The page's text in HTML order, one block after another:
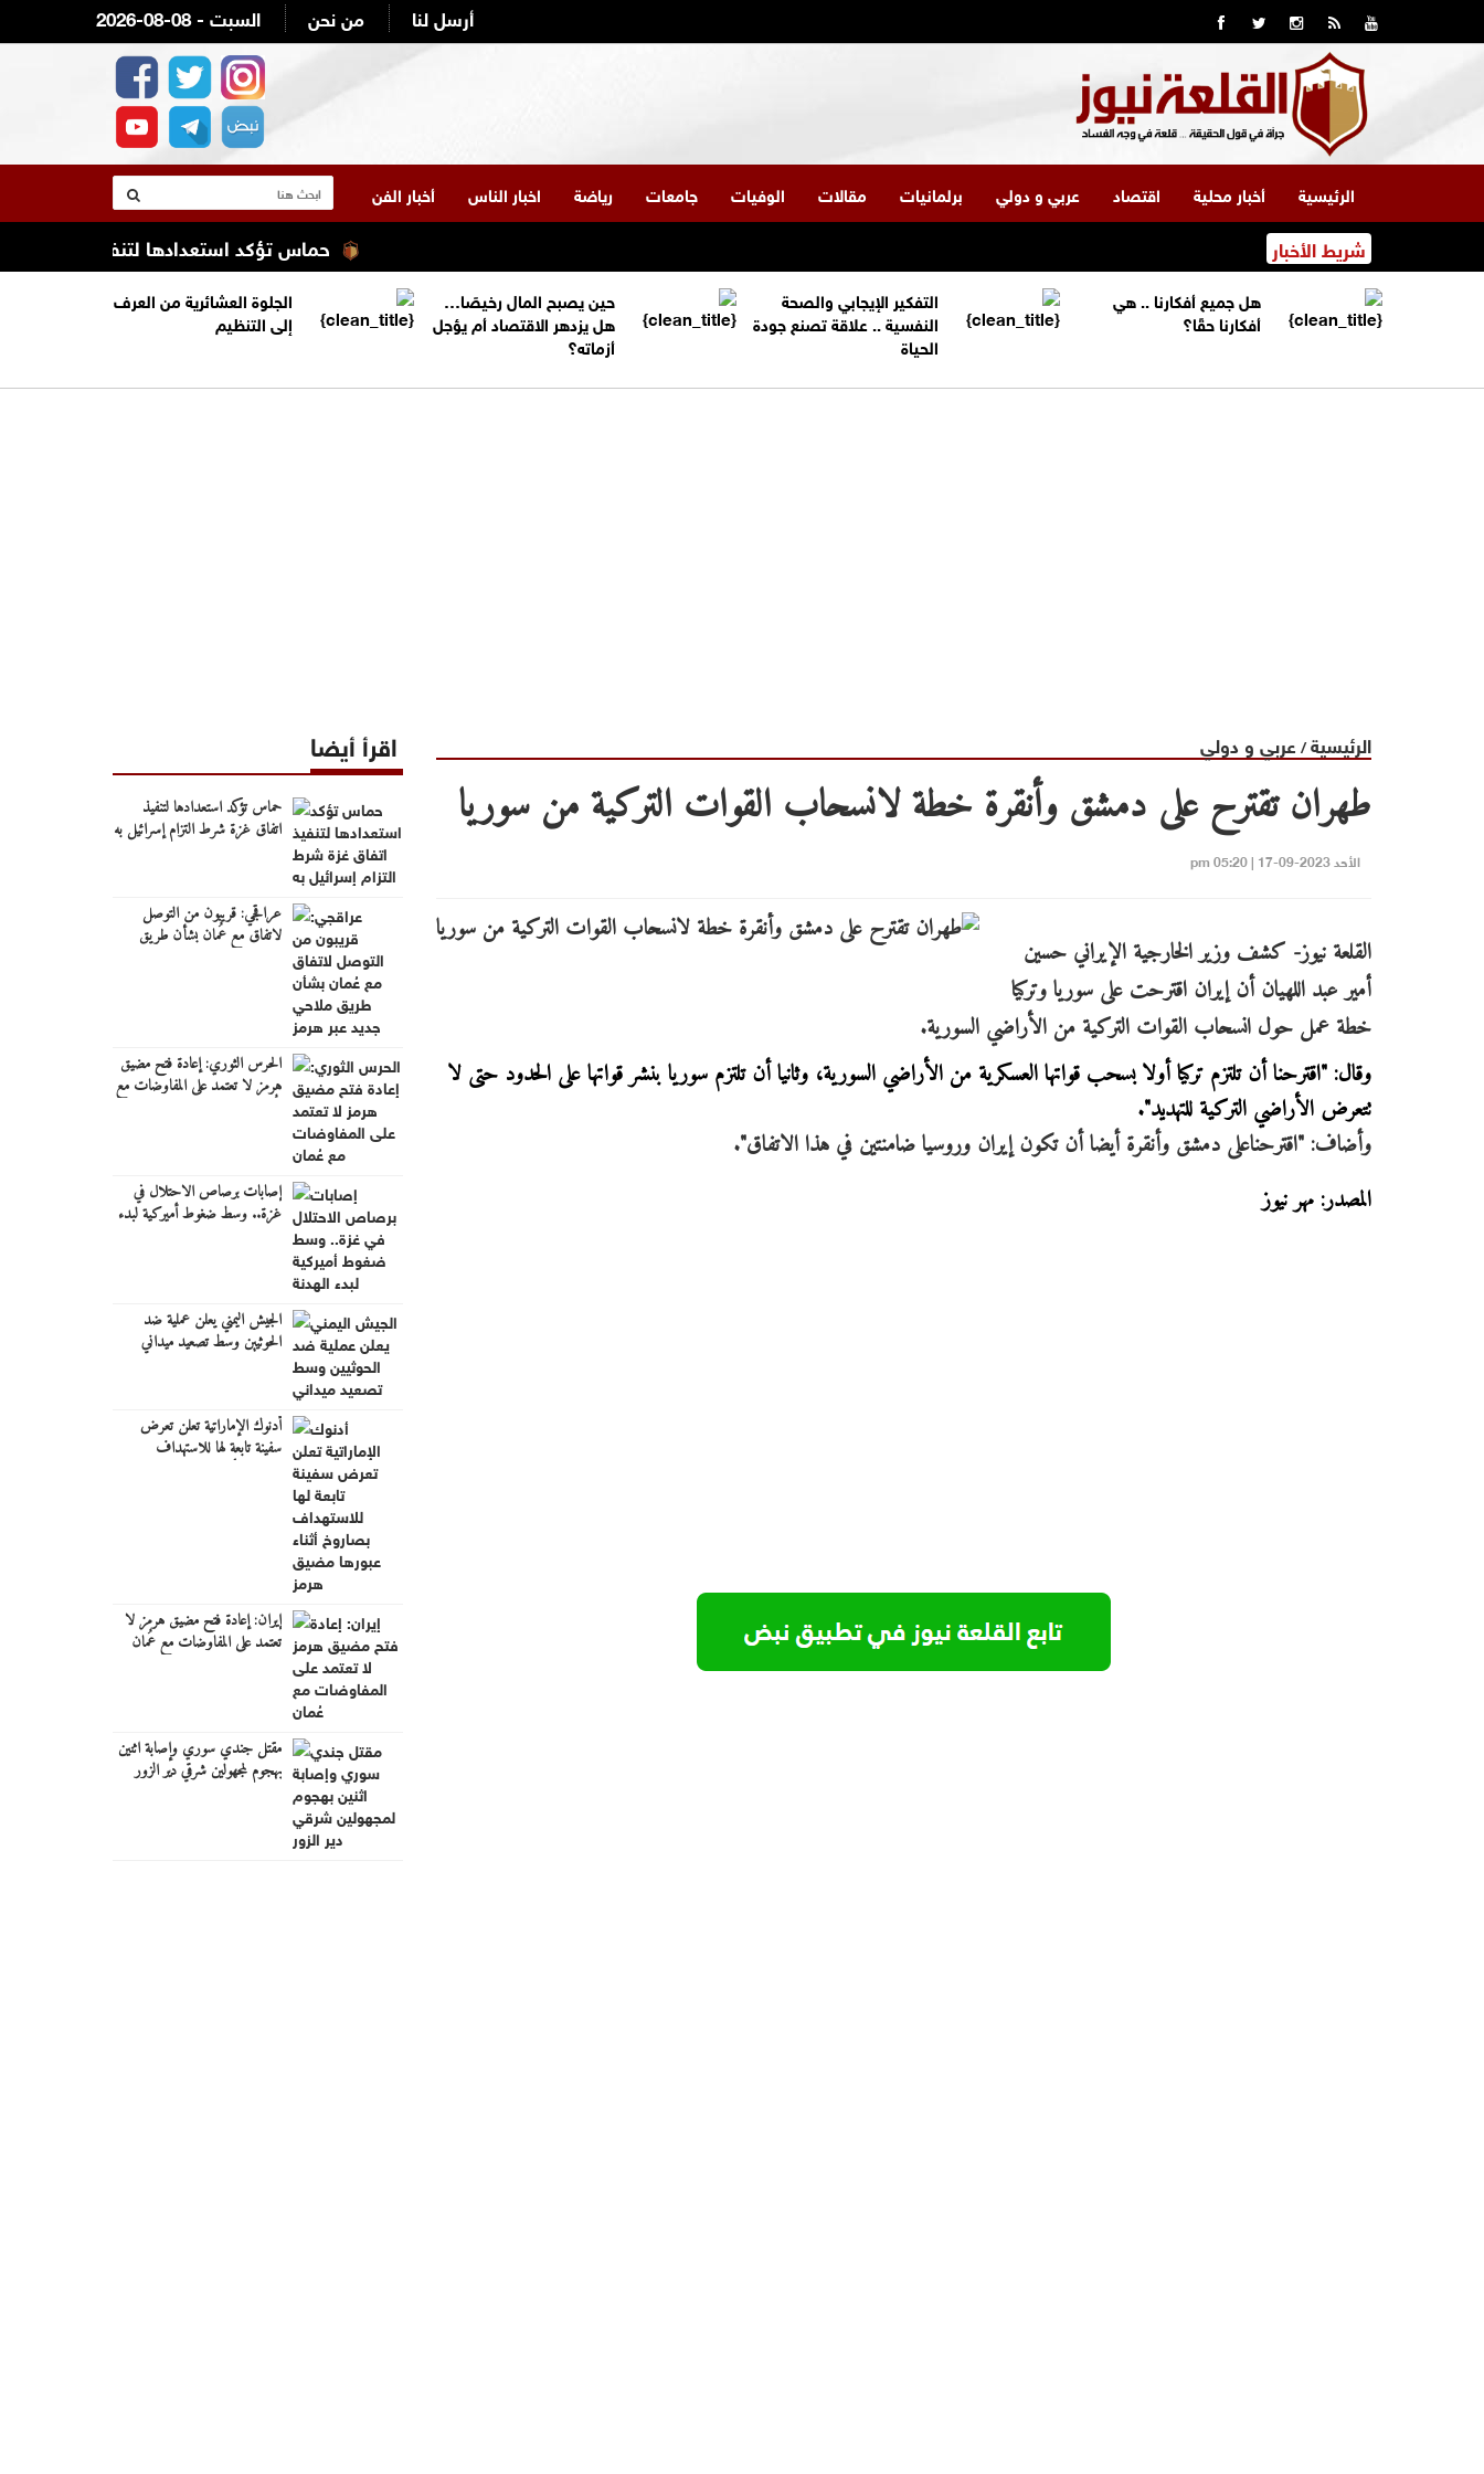
2026-08-08 - السبت من نحن أرسل لنا
الرئيسية أخبار محلية اقتصاد عربي و دولي برلمانيات مقالات الوفيات جامعات رياضة اخبار الناس أخبار الفن
شريط الأخبار حماس تؤكد استعدادها لتنفيذ اتفاق غزة شرط
هل جميع أفكارنا .. هي
أفكارنا حقًا؟
التفكير الإيجابي والصحة
النفسية .. علاقة تصنع جودة
الحياة
حين يصبح المال رخيصًا…
هل يزدهر الاقتصاد أم يؤجل
أزماته؟
الجلوة العشائرية من العرف
إلى التنظيم
الرئيسية/ عربي و دولي
طهران تقترح على دمشق وأنقرة خطة لانسحاب القوات التركية من سوريا
الأحد 2023-09-17 | 05:20 pm
القلعة نيوز- كشف وزير الخارجية الإيراني حسين
أمير عبد اللهيان أن إيران اقترحت على سوريا وتركيا
خطة عمل حول انسحاب القوات التركية من الأراضي السورية.
وقال: "اقترحنا أن تلتزم تركيا أولا بسحب قواتها العسكرية من الأراضي السورية، وثانيا أن تلتزم سوريا بنشر قواتها على الحدود حتى لا
تتعرض الأراضي التركية للتهديد".
وأضاف: "اقترحناعلى دمشق وأنقرة أيضا أن تكون إيران وروسيا ضامنتين في هذا الاتفاق".
المصدر: مهر نيوز
اقرأ أيضا
حماس تؤكد استعدادها لتنفيذ
اتفاق غزة شرط التزام إسرائيل به
عراقجي: قريبون من التوصل
لاتفاق مع عُمان بشأن طريق
الحرس الثوري: إعادة فتح مضيق
هرمز لا تعتمد على المفاوضات مع
إصابات برصاص الاحتلال في
غزة.. وسط ضغوط أميركية لبدء
الجيش اليمني يعلن عملية ضد
الحوثيين وسط تصعيد ميداني
أدنوك الإماراتية تعلن تعرض
سفينة تابعة لها للاستهداف
إيران: إعادة فتح مضيق هرمز لا
تعتمد على المفاوضات مع عُمان
مقتل جندي سوري وإصابة اثنين
بهجوم لمجهولين شرقي دير الزور